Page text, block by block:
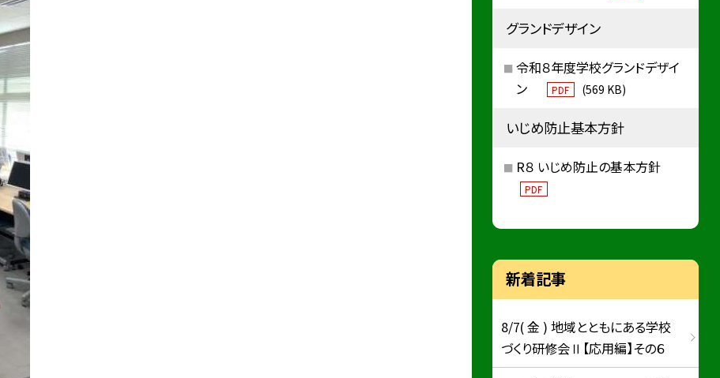
グランドデザイン
令和８年度学校グランドデザイ
ン
PDF (569 KB)
いじめ防止基本方針
R８ いじめ防止の基本方針
PDF
新着記事
8/7( 金 ) 地域とともにある学校
づくり研修会Ⅱ【応用編】その６